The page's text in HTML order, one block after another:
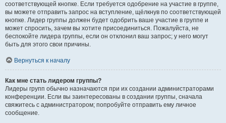
соответствующей кнопке. Если требуется одобрение на участие в группе,
вы можете отправить запрос на вступление, щёлкнув по соответствующей
кнопке. Лидер группы должен будет одобрить ваше участие в группе и
может спросить, зачем вы хотите присоединиться. Пожалуйста, не
беспокойте лидера группы, если он отклонил ваш запрос; у него могут
быть для этого свои причины.
Вернуться к началу
Как мне стать лидером группы?
Лидеры групп обычно назначаются при их создании администраторами
конференции. Если вы заинтересованы в создании группы, сначала
свяжитесь с администратором; попробуйте отправить ему личное
сообщение.